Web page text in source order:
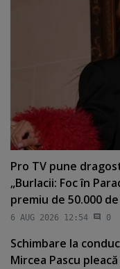
Pro TV pune
„Burlacii: Foc în
premiu de 50.000
6 AUG 2026 12:54 0
Schimbare la
Mircea Pascu